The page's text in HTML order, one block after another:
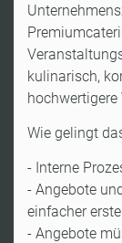
kulinarisch,
Wie gelingt
- Interne
- Angebote
einfacher
- Angebote